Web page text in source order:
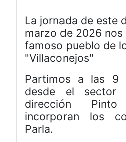
La jornada de este
marzo de 2026
famoso pueblo de
"Villaconejos"
Partimos a las 9
desde el
dirección
incorporan los
Parla.